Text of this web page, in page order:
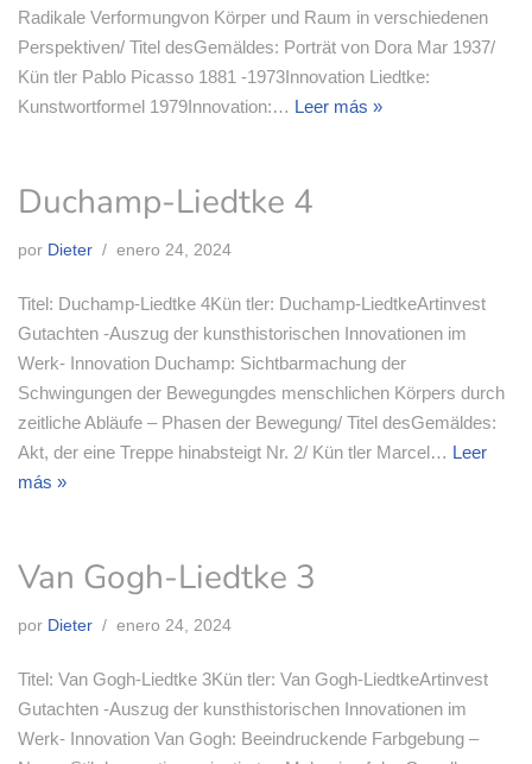
Radikale Verformungvon Körper und Raum in verschiedenen
Perspektiven/ Titel desGemäldes: Porträt von Dora Mar 1937/
Kün tler Pablo Picasso 1881 -1973Innovation Liedtke:
Kunstwortformel 1979Innovation:… Leer más »
Duchamp-Liedtke 4
por Dieter enero 24, 2024
Titel: Duchamp-Liedtke 4Kün tler: Duchamp-LiedtkeArtinvest
Gutachten -Auszug der kunsthistorischen Innovationen im
Werk- Innovation Duchamp: Sichtbarmachung der
Schwingungen der Bewegungdes menschlichen Körpers durch
zeitliche Abläufe – Phasen der Bewegung/ Titel desGemäldes:
Akt, der eine Treppe hinabsteigt Nr. 2/ Kün tler Marcel… Leer
más »
Van Gogh-Liedtke 3
por Dieter enero 24, 2024
Titel: Van Gogh-Liedtke 3Kün tler: Van Gogh-LiedtkeArtinvest
Gutachten -Auszug der kunsthistorischen Innovationen im
Werk- Innovation Van Gogh: Beeindruckende Farbgebung –